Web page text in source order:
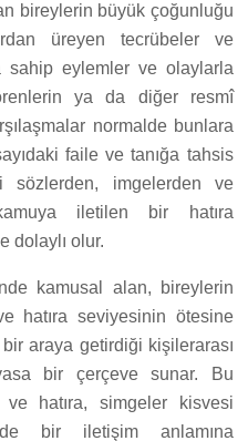
bireylerin büyük çoğunluğu
üreyen tecrübeler ve
eylemler ve olaylarla
ya da diğer resmî
normalde bunlara
faile ve tanığa tahsis
sözlerden, imgelerden ve
iletilen bir hatıra
dolaylı olur.
kamusal alan, bireylerin
hatıra seviyesinin ötesine
araya getirdiği kişilerarası
bir çerçeve sunar. Bu
ve hatıra, simgeler kisvesi
bir iletişim anlamına